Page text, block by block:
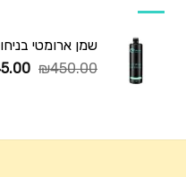
שמן ארומטי
₪450.00